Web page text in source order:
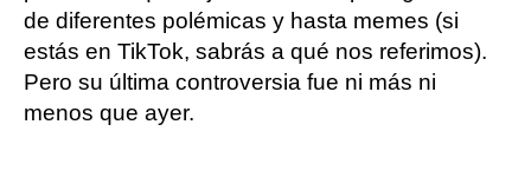
de diferentes polémicas y hasta memes (si
estás en TikTok, sabrás a qué nos referimos).
Pero su última controversia fue ni más ni
menos que ayer.